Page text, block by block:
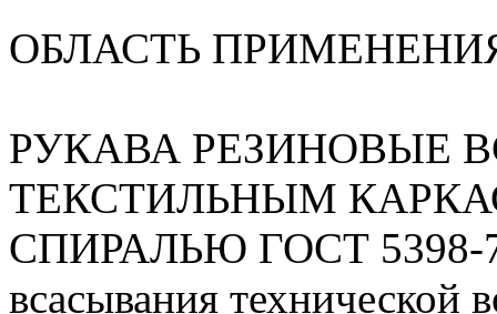
ОБЛАСТЬ
РУКАВА РЕЗИНОВЫЕ
ТЕКСТИЛЬНЫМ
СПИРАЛЬЮ ГОСТ 5398-
всасывания